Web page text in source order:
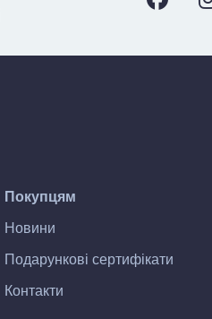
Покупцям
Новини
Подарункові сертифікати
Контакти